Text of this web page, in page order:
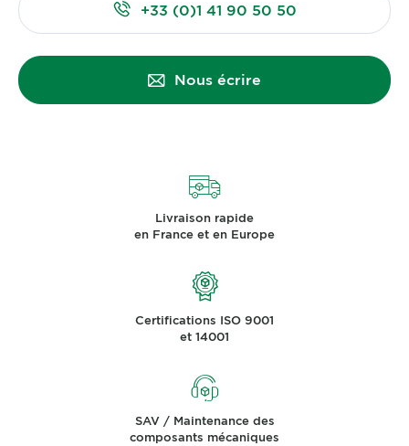
+33 (0)1 41 90 50 50
Nous écrire
Livraison rapide
en France et en Europe
Certifications ISO 9001
et 14001
SAV / Maintenance des
composants mécaniques